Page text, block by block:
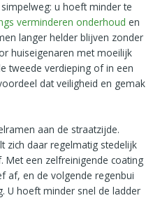
u hoeft minder te
verminderen onderhoud en
langer helder blijven zonder
huiseigenaren met moeilijk
tweede verdieping of in een
dat veiligheid en gemak
aan de straatzijde.
zich daar regelmatig stedelijk
Met een zelfreinigende coating
af, en de volgende regenbui
U hoeft minder snel de ladder